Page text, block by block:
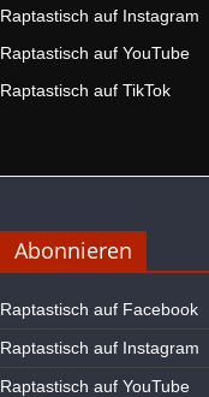
Raptastisch auf Instagram
Raptastisch auf YouTube
Raptastisch auf TikTok
Abonnieren
Raptastisch auf Facebook
Raptastisch auf Instagram
Raptastisch auf YouTube